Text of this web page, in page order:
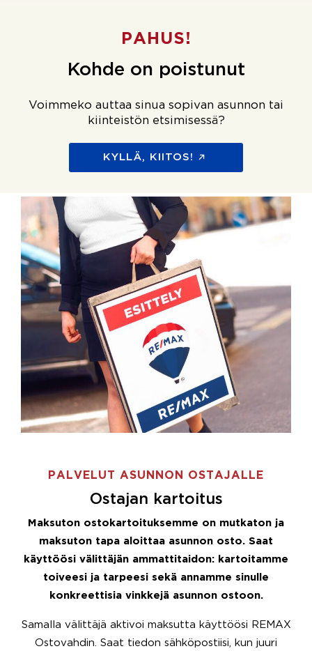
PAHUS!
Kohde on poistunut
Voimmeko auttaa sinua sopivan asunnon tai
kiinteistön etsimisessä?
KYLLÄ, KIITOS!
PALVELUT ASUNNON OSTAJALLE
Ostajan kartoitus
Maksuton ostokartoituksemme on mutkaton ja
maksuton tapa aloittaa asunnon osto. Saat
käyttöösi välittäjän ammattitaidon: kartoitamme
toiveesi ja tarpeesi sekä annamme sinulle
konkreettisia vinkkejä asunnon ostoon.
Samalla välittäjä aktivoi maksutta käyttöösi REMAX
Ostovahdin. Saat tiedon sähköpostiisi, kun juuri